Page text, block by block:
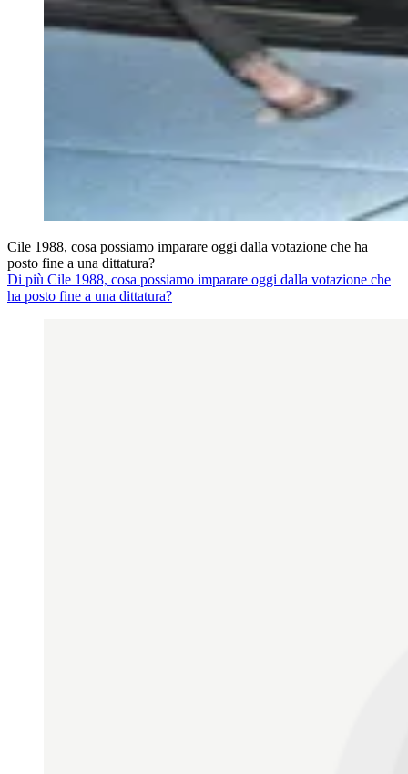
Cile 1988, cosa possiamo imparare oggi dalla votazione che ha
posto fine a una dittatura?
Di più Cile 1988, cosa possiamo imparare oggi dalla votazione che
ha posto fine a una dittatura?